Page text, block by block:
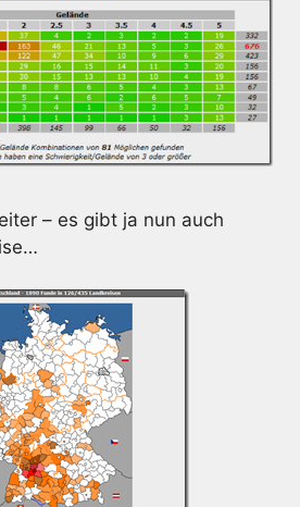
– es gibt ja nun auch